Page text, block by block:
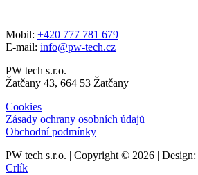
Mobil: +420 777 781 679
E-mail: info@pw-tech.cz
PW tech s.r.o.
Žatčany 43, 664 53 Žatčany
Cookies
Zásady ochrany osobních údajů
Obchodní podmínky
PW tech s.r.o. | Copyright © 2026 | Design:
Crlík